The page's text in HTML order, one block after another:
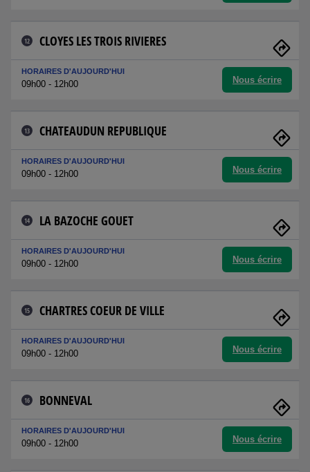
12 CLOYES LES TROIS RIVIERES
HORAIRES D'AUJOURD'HUI
09h00 - 12h00 Nous écrire
13 CHATEAUDUN REPUBLIQUE
HORAIRES D'AUJOURD'HUI
09h00 - 12h00 Nous écrire
14 LA BAZOCHE GOUET
HORAIRES D'AUJOURD'HUI
09h00 - 12h00 Nous écrire
15 CHARTRES COEUR DE VILLE
HORAIRES D'AUJOURD'HUI
09h00 - 12h00 Nous écrire
16 BONNEVAL
HORAIRES D'AUJOURD'HUI
09h00 - 12h00 Nous écrire